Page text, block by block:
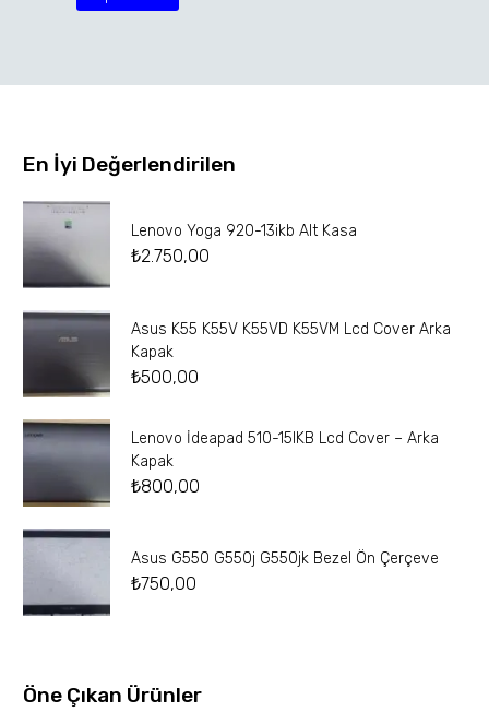
En İyi Değerlendirilen
Lenovo Yoga 920-13ikb Alt Kasa
₺2.750,00
Asus K55 K55V K55VD K55VM Lcd Cover Arka
Kapak
₺500,00
Lenovo İdeapad 510-15IKB Lcd Cover – Arka
Kapak
₺800,00
Asus G550 G550j G550jk Bezel Ön Çerçeve
₺750,00
Öne Çıkan Ürünler